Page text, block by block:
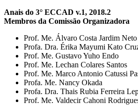
Anais do 3° ECCAD v.1, 2018.2
Membros da Comissão Organizadora
Prof. Me. Álvaro Costa Jardim Neto
Profa. Dra. Érika Mayumi Kato
Prof. Me. Gustavo Yuho Endo
Prof. Me. Lechan Colares Santos
Prof. Me. Marco Antonio Catussi
Profa. Me. Nancy Okada
Profa. Dra. Thais Rubia Ferreira
Prof. Me. Valdecir Cahoni